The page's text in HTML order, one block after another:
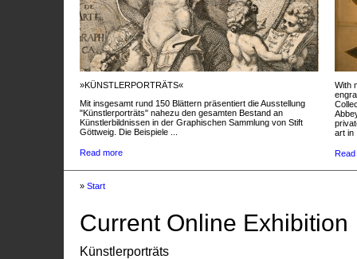
»KÜNSTLERPORTRÄTS«
Mit insgesamt rund 150 Blättern präsentiert die Ausstellung
"Künstlerporträts" nahezu den gesamten Bestand an
Künstlerbildnissen in der Graphischen Sammlung von Stift
Göttweig. Die Beispiele ...
Read more
With
art in
» Start
Current Online Exhibition
Künstlerporträts